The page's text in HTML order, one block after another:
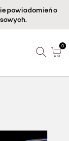
powiadomień o
0